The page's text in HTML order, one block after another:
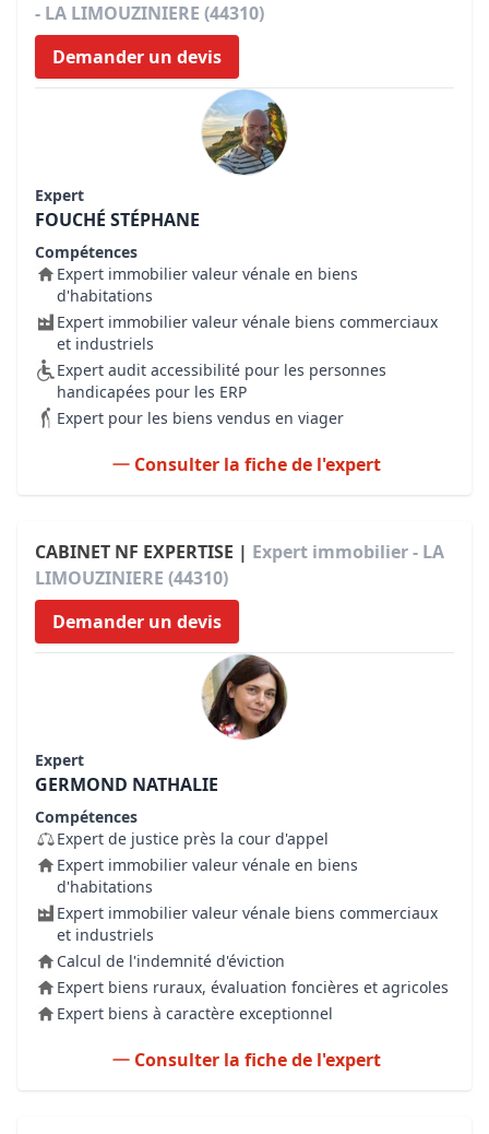
- LA LIMOUZINIERE (44310)
Demander un devis
Expert
FOUCHÉ STÉPHANE
Compétences
Expert immobilier valeur vénale en biens
d'habitations
Expert immobilier valeur vénale biens commerciaux
et industriels
Expert audit accessibilité pour les personnes
handicapées pour les ERP
Expert pour les biens vendus en viager
Consulter la fiche de l'expert
CABINET NF EXPERTISE | Expert immobilier - LA
LIMOUZINIERE (44310)
Demander un devis
Expert
GERMOND NATHALIE
Compétences
Expert de justice près la cour d'appel
Expert immobilier valeur vénale en biens
d'habitations
Expert immobilier valeur vénale biens commerciaux
et industriels
Calcul de l'indemnité d'éviction
Expert biens ruraux, évaluation foncières et agricoles
Expert biens à caractère exceptionnel
Consulter la fiche de l'expert